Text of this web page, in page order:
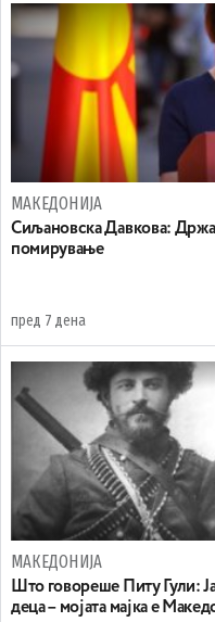
МАКЕДОНИЈА
Сиљановска Давкова:
помирување
пред 7 дена
МАКЕДОНИЈА
Што говореше Питу Гули:
деца – мојата мајка е